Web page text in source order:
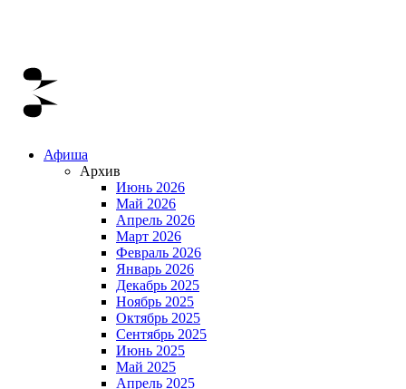
Афиша
Архив
Июнь 2026
Май 2026
Апрель 2026
Март 2026
Февраль 2026
Январь 2026
Декабрь 2025
Ноябрь 2025
Октябрь 2025
Сентябрь 2025
Июнь 2025
Май 2025
Апрель 2025